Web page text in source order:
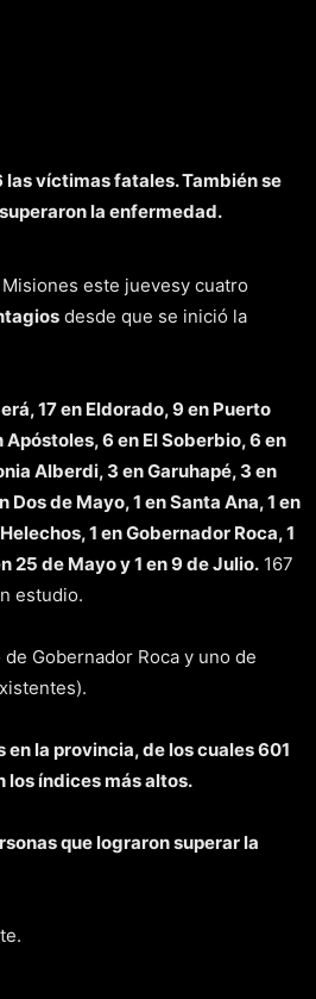
víctimas fatales. También se
la enfermedad.
este juevesy cuatro
desde que se inició la
17 en Eldorado, 9 en Puerto
6 en El Soberbio, 6 en
Alberdi, 3 en Garuhapé, 3 en
de Mayo, 1 en Santa Ana, 1 en
1 en Gobernador Roca, 1
25 de Mayo y 1 en 9 de Julio. 167
estudio.
Gobernador Roca y uno de
la provincia, de los cuales 601
los índices más altos.
que lograron superar la